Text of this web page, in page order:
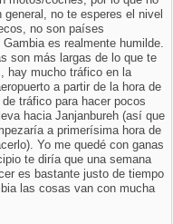
no te esperes el nivel
no son países
es realmente humilde.
son más largas de lo que te
hay mucho tráfico en la
a partir de la hora de
tráfico para hacer pocos
hacia Janjanbureh (así que
a primerísima hora de
Yo me quedé con ganas
te diría que una semana
es bastante justo de tiempo
las cosas van con mucha